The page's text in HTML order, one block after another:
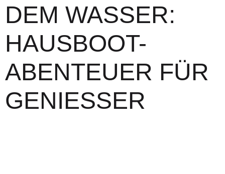
DEM WASSER:
HAUSBOOT-
ABENTEUER FÜR
GENIESSER